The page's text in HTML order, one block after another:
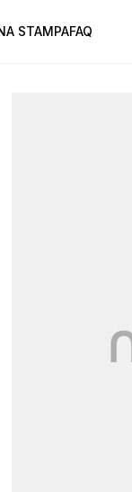
STAMPAFAQ